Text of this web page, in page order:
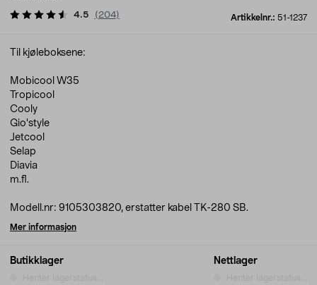
Artikkelnr.: 51-1237
4.5 ( 204)
Butikklager Nettlager
Til kjøleboksene:
Mobicool W35
Tropicool
Cooly
Gio'style
Jetcool
Selap
Diavia
m.fl.
Modell.nr: 9105303820, erstatter kabel TK-280 SB.
Mer informasjon